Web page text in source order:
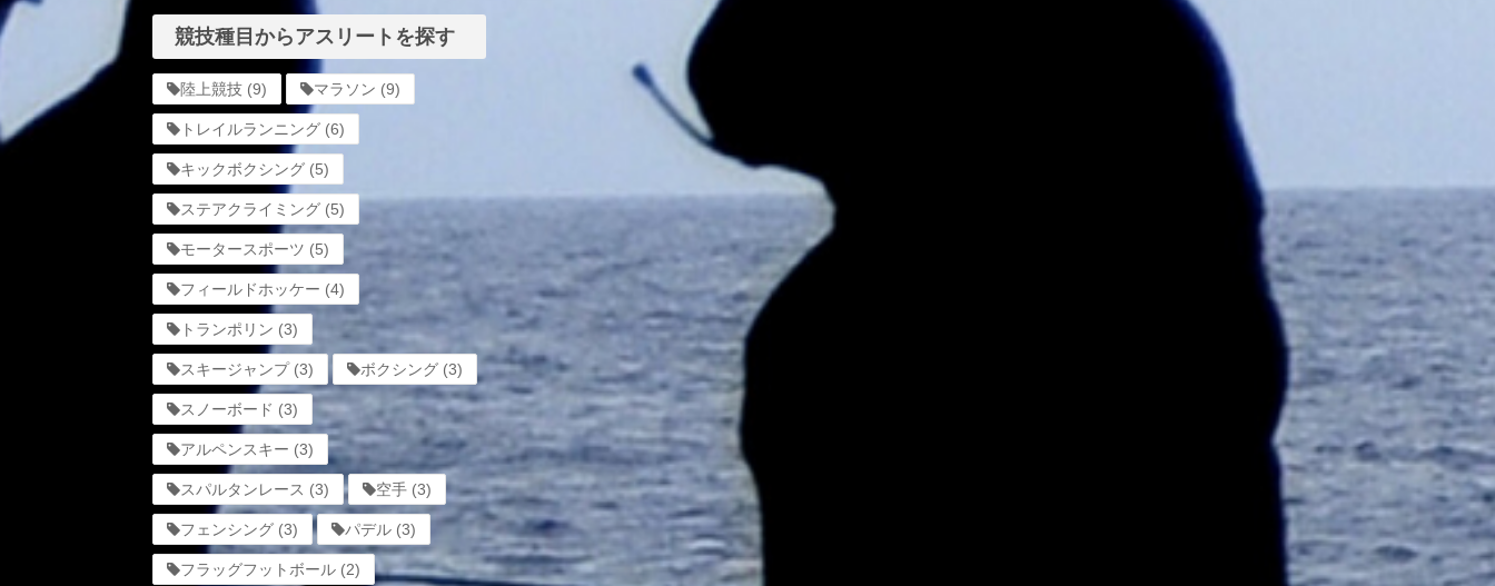
競技種目からアスリートを探す
陸上競技 (9) マラソン (9)
トレイルランニング (6)
キックボクシング (5)
ステアクライミング (5)
モータースポーツ (5)
フィールドホッケー (4)
トランポリン (3)
スキージャンプ(3) ボクシング (3)
スノーボード (3)
アルペンスキー (3)
スパルタンレース (3) 空手 (3)
フェンシング (3) パデル (3)
フラッグフットボール (2)